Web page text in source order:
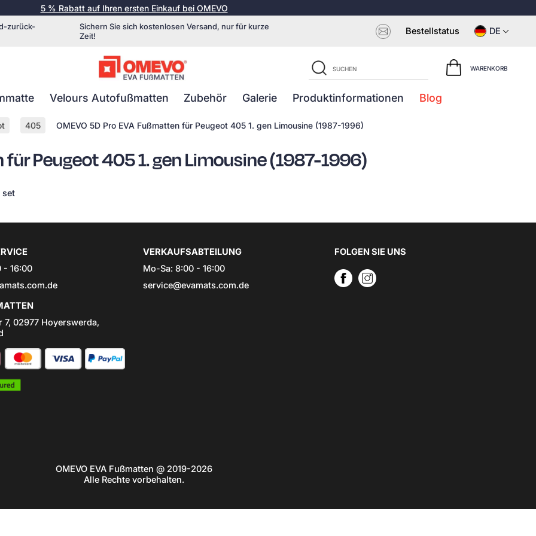
5 % Rabatt auf Ihren ersten Einkauf bei OMEVO
zurück-
Sichern Sie sich kostenlosen Versand, nur für kurze
Zeit!
Bestellstatus DE
WARENKORB
Velours Autofußmatten Zubehör Galerie Produktinformationen Blog
405 OMEVO 5D Pro EVA Fußmatten für Peugeot 405 1. gen Limousine (1987-1996)
für Peugeot 405 1. gen Limousine (1987-1996)
set
- 16:00
7, 02977 Hoyerswerda,
VERKAUFSABTEILUNG
Mo-Sa: 8:00 - 16:00
service@evamats.com.de
FOLGEN SIE UNS
OMEVO EVA Fußmatten @ 2019-2026
Alle Rechte vorbehalten.